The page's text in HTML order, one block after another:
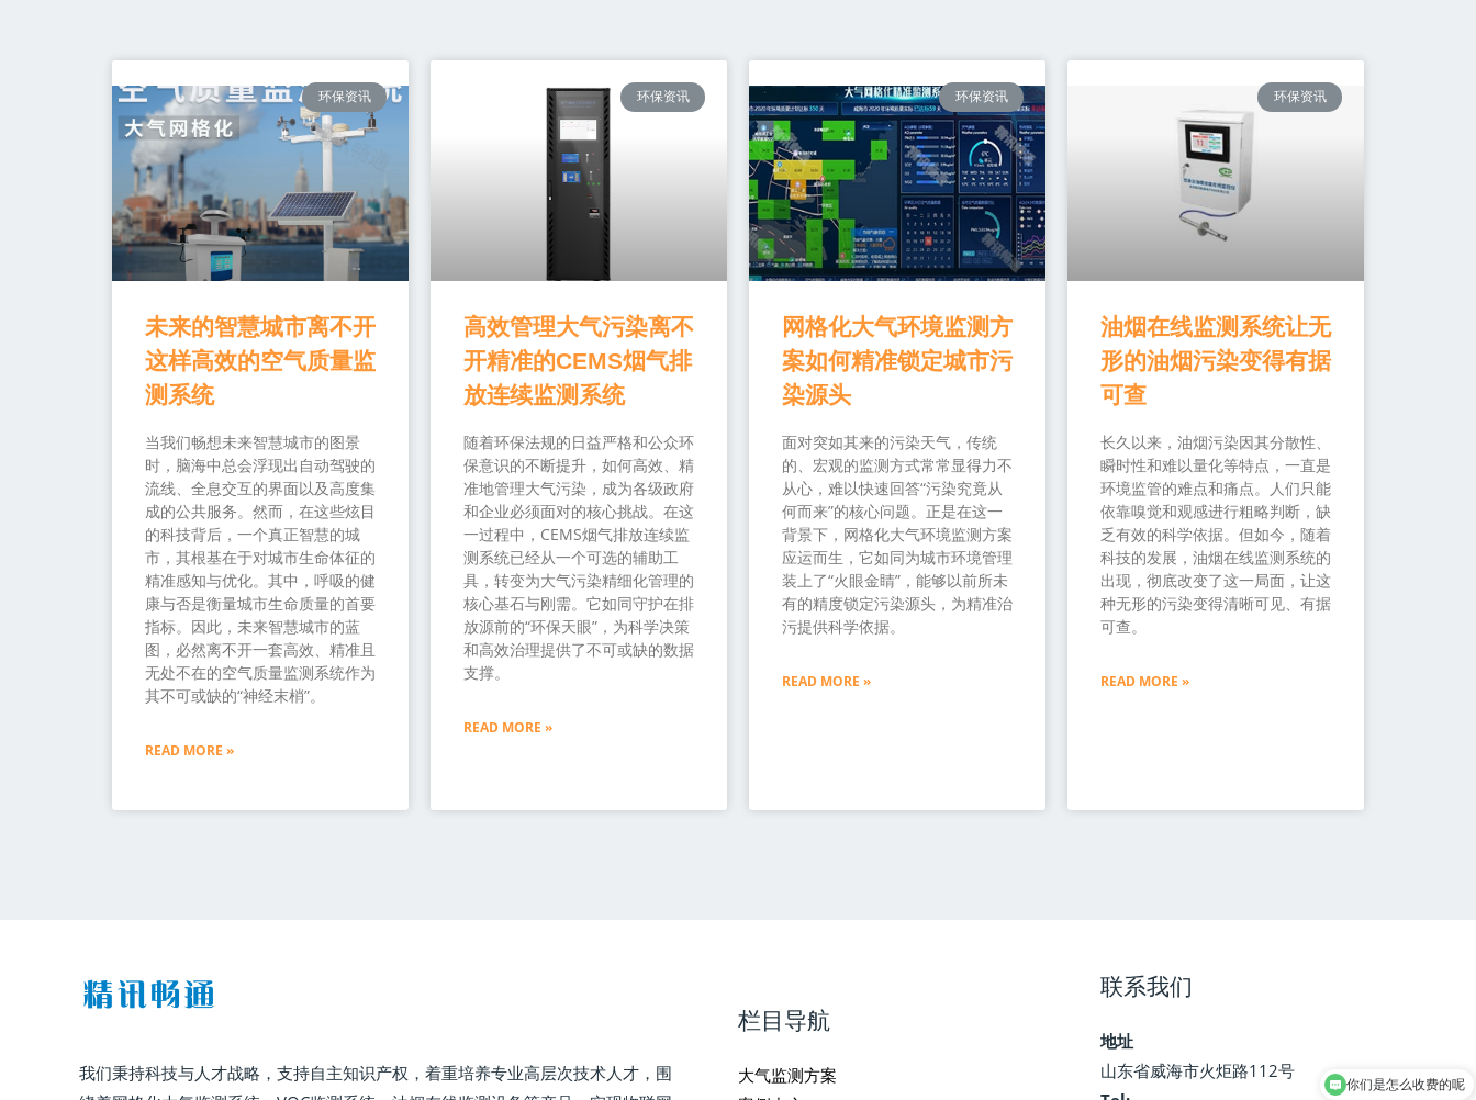
环保资讯
未来的智慧城市离不开
这样高效的空气质量监
测系统
当我们畅想未来智慧城市的图景
时，脑海中总会浮现出自动驾驶的
流线、全息交互的界面以及高度集
成的公共服务。然而，在这些炫目
的科技背后，一个真正智慧的城
市，其根基在于对城市生命体征的
精准感知与优化。其中，呼吸的健
康与否是衡量城市生命质量的首要
指标。因此，未来智慧城市的蓝
图，必然离不开一套高效、精准且
无处不在的空气质量监测系统作为
其不可或缺的“神经末梢”。
READ MORE »
环保资讯
高效管理大气污染离不
开精准的CEMS烟气排
放连续监测系统
随着环保法规的日益严格和公众环
保意识的不断提升，如何高效、精
准地管理大气污染，成为各级政府
和企业必须面对的核心挑战。在这
一过程中，CEMS烟气排放连续监
测系统已经从一个可选的辅助工
具，转变为大气污染精细化管理的
核心基石与刚需。它如同守护在排
放源前的“环保天眼”，为科学决策
和高效治理提供了不可或缺的数据
支撑。
READ MORE »
环保资讯
网格化大气环境监测方
案如何精准锁定城市污
染源头
面对突如其来的污染天气，传统
的、宏观的监测方式常常显得力不
从心，难以快速回答“污染究竟从
何而来”的核心问题。正是在这一
背景下，网格化大气环境监测方案
应运而生，它如同为城市环境管理
装上了“火眼金睛”，能够以前所未
有的精度锁定污染源头，为精准治
污提供科学依据。
READ MORE »
环保资讯
油烟在线监测系统让无
形的油烟污染变得有据
可查
长久以来，油烟污染因其分散性、
瞬时性和难以量化等特点，一直是
环境监管的难点和痛点。人们只能
依靠嗅觉和观感进行粗略判断，缺
乏有效的科学依据。但如今，随着
科技的发展，油烟在线监测系统的
出现，彻底改变了这一局面，让这
种无形的污染变得清晰可见、有据
可查。
READ MORE »
我们秉持科技与人才战略，支持自主知识产权，着重培养专业高层次技术人才，围
栏目导航
大气监测方案
联系我们
地址
山东省威海市火炬路112号
现在有优惠活动吗